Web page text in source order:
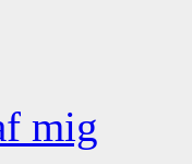
mig